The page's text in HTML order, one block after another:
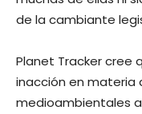
de la cambiante
Planet Tracker cree
inacción en materia
medioambientales